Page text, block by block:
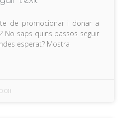
de promocionar i donar a
? No saps quins passos seguir
esperat? Mostra